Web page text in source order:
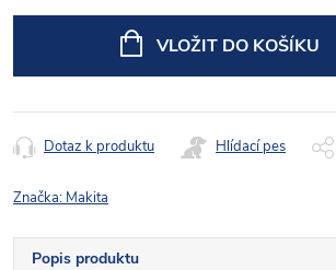
VLOŽIT DO KOŠÍKU
Dotaz k produktu Hlídací pes
Značka: Makita
Popis produktu